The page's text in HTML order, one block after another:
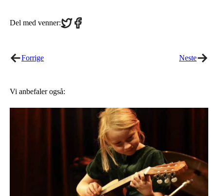
Del med venner:Share
on
Share
on
Forrige Neste
Vi anbefaler også: